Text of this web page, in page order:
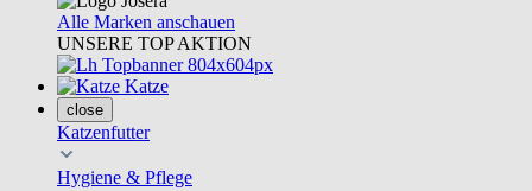
Alle Marken anschauen
UNSERE TOP AKTION
Katze
close
Katzenfutter
Hygiene & Pflege